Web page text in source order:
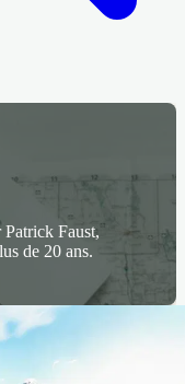
Patrick Faust,
de 20 ans.